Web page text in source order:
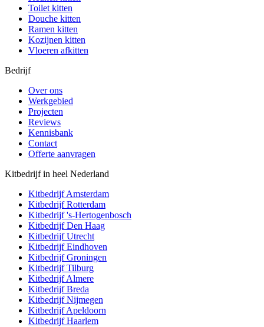
Toilet kitten
Douche kitten
Ramen kitten
Kozijnen kitten
Vloeren afkitten
Bedrijf
Over ons
Werkgebied
Projecten
Reviews
Kennisbank
Contact
Offerte aanvragen
Kitbedrijf in heel Nederland
KitbedrijfAmsterdam
KitbedrijfRotterdam
Kitbedrijf's-Hertogenbosch
KitbedrijfDen Haag
KitbedrijfUtrecht
KitbedrijfEindhoven
KitbedrijfGroningen
KitbedrijfTilburg
KitbedrijfAlmere
KitbedrijfBreda
KitbedrijfNijmegen
KitbedrijfApeldoorn
KitbedrijfHaarlem